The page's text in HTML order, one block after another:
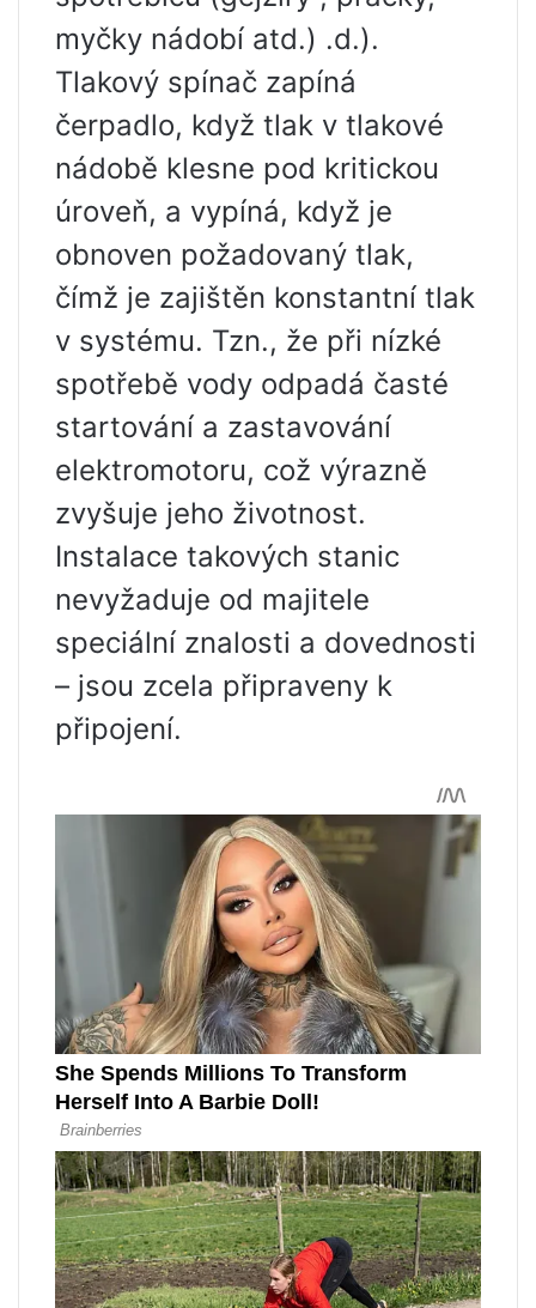
myčky nádobí atd.) .d.).
Tlakový spínač zapíná
čerpadlo, když tlak v tlakové
nádobě klesne pod kritickou
úroveň, a vypíná, když je
obnoven požadovaný tlak,
čímž je zajištěn konstantní tlak
v systému. Tzn., že při nízké
spotřebě vody odpadá časté
startování a zastavování
elektromotoru, což výrazně
zvyšuje jeho životnost.
Instalace takových stanic
nevyžaduje od majitele
speciální znalosti a dovednosti
– jsou zcela připraveny k
připojení.